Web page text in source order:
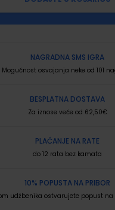
NAGRADNA SMS IGRA
Mogućnost osvajanja neke od 101
BESPLATNA DOSTAVA
Za iznose veće od 62,50€
PLAĆANJE NA RATE
do 12 rata bez kamata
10% POPUSTA NA PRIBOR
udžbenika ostvarujete popust na